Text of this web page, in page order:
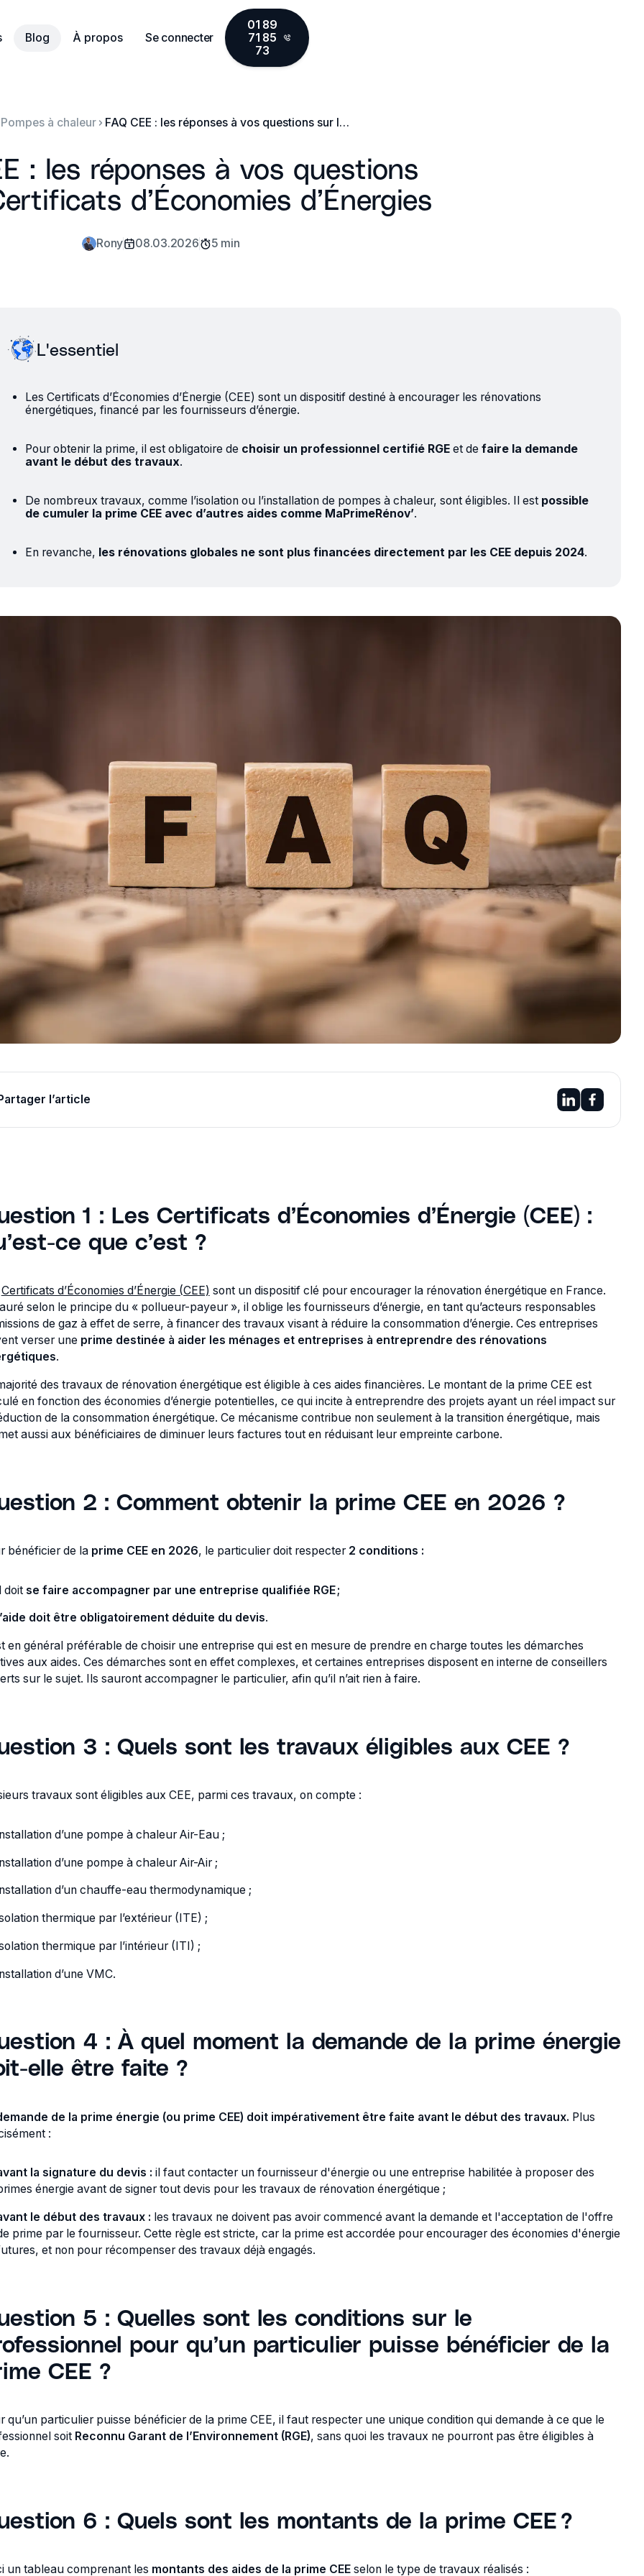
Blog À propos Se connecter
01 89
71 85
73
Pompes à chaleur FAQ CEE : les réponses à vos questions sur les Certificats d’Économies d’Énergies
: les réponses à vos questions
d’Économies d’Énergies
Rony 08.03.2026 5 min
L'essentiel
Les Certificats d’Économies d’Énergie (CEE) sont un dispositif destiné à encourager les rénovations
énergétiques, financé par les fournisseurs d’énergie.
Pour obtenir la prime, il est obligatoire de choisir un professionnel certifié RGEet de faire la demande
avant le début des travaux.
De nombreux travaux, comme l’isolation ou l’installation de pompes à chaleur, sont éligibles. Il est possible
de cumuler la prime CEE avec d’autres aides comme MaPrimeRénov’.
En revanche, les rénovations globales ne sont plus financées directement par les CEE depuis 2024.
l’article
1 : Les Certificats d’Économies d’Énergie (CEE) :
ce que c’est ?
Certificats d’Économies d’Énergie (CEE) sont un dispositif clé pour encourager la rénovation énergétique en France.
selon le principe du « pollueur-payeur », il oblige les fournisseurs d’énergie, en tant qu’acteurs responsables
de gaz à effet de serre, à financer des travaux visant à réduire la consommation d’énergie. Ces entreprises
verser une prime destinée à aider les ménages et entreprises à entreprendre des rénovations
.
des travaux de rénovation énergétique est éligible à ces aides financières. Le montant de la prime CEE est
en fonction des économies d’énergie potentielles, ce qui incite à entreprendre des projets ayant un réel impact sur
de la consommation énergétique. Ce mécanisme contribue non seulement à la transition énergétique, mais
aussi aux bénéficiaires de diminuer leurs factures tout en réduisant leur empreinte carbone.
2 : Comment obtenir la prime CEE en 2026 ?
bénéficier de la prime CEE en 2026, le particulier doit respecter 2 conditions :
doit se faire accompagner par une entreprise qualifiée RGE ;
doit être obligatoirement déduite du devis.
en général préférable de choisir une entreprise qui est en mesure de prendre en charge toutes les démarches
aux aides. Ces démarches sont en effet complexes, et certaines entreprises disposent en interne de conseillers
sur le sujet. Ils sauront accompagner le particulier, afin qu’il n’ait rien à faire.
3 : Quels sont les travaux éligibles aux CEE ?
travaux sont éligibles aux CEE, parmi ces travaux, on compte :
d’une pompe à chaleur Air-Eau ;
d’une pompe à chaleur Air-Air ;
d’un chauffe-eau thermodynamique ;
thermique par l’extérieur (ITE) ;
thermique par l’intérieur (ITI) ;
d’une VMC.
4 : À quel moment la demande de la prime énergie
elle être faite ?
de la prime énergie (ou prime CEE) doit impérativement être faite avant le début des travaux. Plus
:
la signature du devis : il faut contacter un fournisseur d'énergie ou une entreprise habilitée à proposer des
énergie avant de signer tout devis pour les travaux de rénovation énergétique ;
le début des travaux : les travaux ne doivent pas avoir commencé avant la demande et l'acceptation de l'offre
prime par le fournisseur. Cette règle est stricte, car la prime est accordée pour encourager des économies d'énergie
et non pour récompenser des travaux déjà engagés.
5 : Quelles sont les conditions sur le
pour qu’un particulier puisse bénéficier de la
CEE ?
qu’un particulier puisse bénéficier de la prime CEE, il faut respecter une unique condition qui demande à ce que le
soit Reconnu Garant de l’Environnement (RGE), sans quoi les travaux ne pourront pas être éligibles à
6 : Quels sont les montants de la prime CEE ?
un tableau comprenant les montants des aides de la prime CEEselon le type de travaux réalisés :